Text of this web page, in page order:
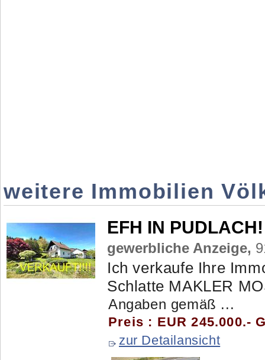
weitere Immobilien
EFH IN PUDLACH!
gewerbliche Anzeige,
Ich verkaufe Ihre
Schlatte MAKLER
Angaben gemäß ...
Preis : EUR 245.000.-
zur Detailansicht